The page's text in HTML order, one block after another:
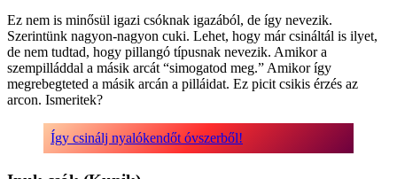
Ez nem is minősül igazi csóknak igazából, de így nevezik.
Szerintünk nagyon-nagyon cuki. Lehet, hogy már csináltál is ilyet,
de nem tudtad, hogy pillangó típusnak nevezik. Amikor a
szempilláddal a másik arcát “simogatod meg.” Amikor így
megrebegteted a másik arcán a pilláidat. Ez picit csikis érzés az
arcon. Ismeritek?
Így csinálj nyalókendőt óvszerből!